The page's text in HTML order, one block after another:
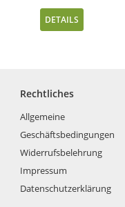
DETAILS
Rechtliches
Allgemeine
Geschäftsbedingungen
Widerrufsbelehrung
Impressum
Datenschutzerklärung